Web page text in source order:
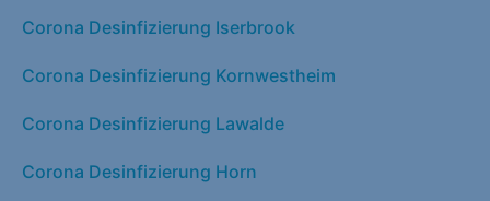
Corona Desinfizierung Iserbrook
Corona Desinfizierung Kornwestheim
Corona Desinfizierung Lawalde
Corona Desinfizierung Horn